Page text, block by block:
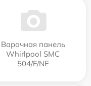
Варочная панель
Whirlpool SMC
504/F/NE